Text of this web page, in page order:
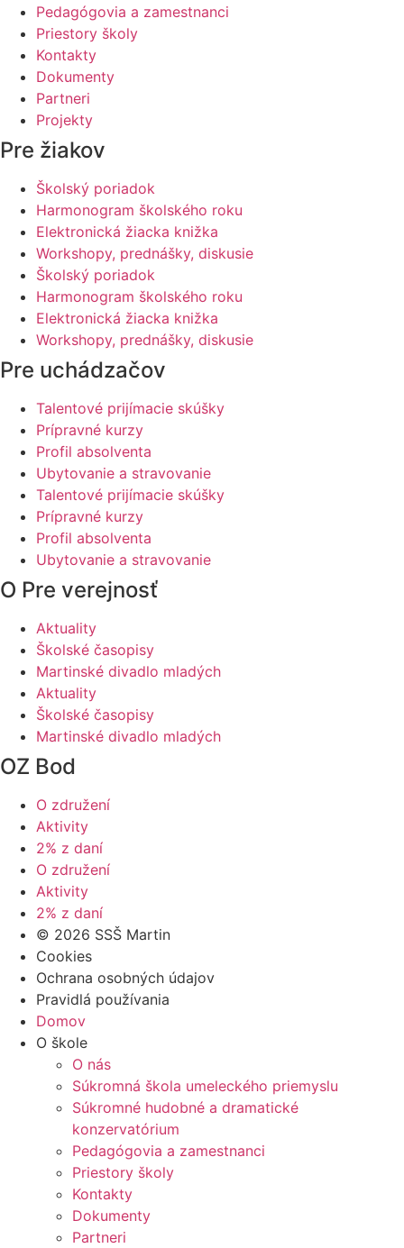
Pedagógovia a zamestnanci
Priestory školy
Kontakty
Dokumenty
Partneri
Projekty
Pre žiakov
Školský poriadok
Harmonogram školského roku
Elektronická žiacka knižka
Workshopy, prednášky, diskusie
Školský poriadok
Harmonogram školského roku
Elektronická žiacka knižka
Workshopy, prednášky, diskusie
Pre uchádzačov
Talentové prijímacie skúšky
Prípravné kurzy
Profil absolventa
Ubytovanie a stravovanie
Talentové prijímacie skúšky
Prípravné kurzy
Profil absolventa
Ubytovanie a stravovanie
O Pre verejnosť
Aktuality
Školské časopisy
Martinské divadlo mladých
Aktuality
Školské časopisy
Martinské divadlo mladých
OZ Bod
O združení
Aktivity
2% z daní
O združení
Aktivity
2% z daní
© 2026 SSŠ Martin
Cookies
Ochrana osobných údajov
Pravidlá používania
Domov
O škole
O nás
Súkromná škola umeleckého priemyslu
Súkromné hudobné a dramatické
konzervatórium
Pedagógovia a zamestnanci
Priestory školy
Kontakty
Dokumenty
Partneri